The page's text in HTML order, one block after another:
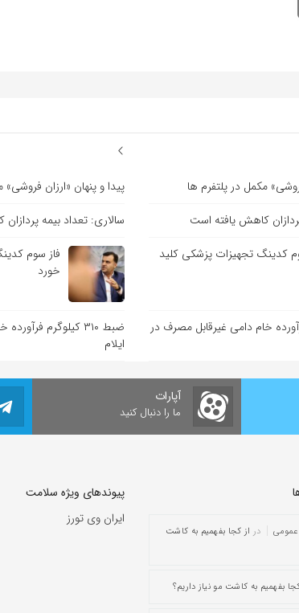
مکمل در پلتفرم ها
کاهش یافته است
کدینگ تجهیزات پزشکی کلید
فرآورده خام دامی غیرقابل مصرف در
پیدا و پنهان «ارزان
سالاری: تعداد بیمه
فاز سوم
خورد
ضبط ۳۱۰ کیلوگرم
ایلام
آپارات
ما را دنبال کنید
عمومی در از کجا بفهمیم به کاشت
بفهمیم به کاشت مو نیاز داریم؟
پیوندهای ویژه سلامت
ایران وی تورز